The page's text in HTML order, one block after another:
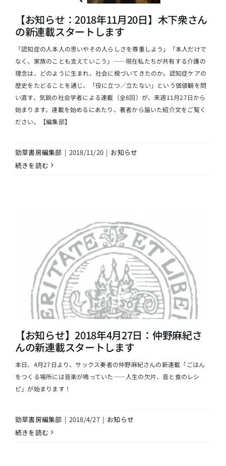
【お知らせ：2018年11月20日】木下衆さん
の新連載スタートします
「認知症の人本人の思いやその人らしさを尊重しよう」「本人だけで
なく、家族のことも支えていこう」――現在私たちが共有する介護の
理念は、どのように生まれ、社会に根づいてきたのか。認知症ケアの
歴史をたどることを通じ、「役に立つ／立たない」という価値観を問
い直す、気鋭の社会学者による連載（全8回）が、来週11月27日から
始まります。連載を始めるにあたり、著者から届いた紹介文をご覧く
ださい。【編集部】
勁草書房編集部 | 2018/11/20 | お知らせ
続きを読む
【お知らせ】2018年4月27日：仲野麻紀さ
んの新連載スタートします
本日、4月27日より、サックス奏者の仲野麻紀さんの新連載「ごはん
をつくる場所には音楽が鳴っていた――人生の欠片、音と食のレシ
ピ」が始まります！
勁草書房編集部 | 2018/4/27 | お知らせ
続きを読む